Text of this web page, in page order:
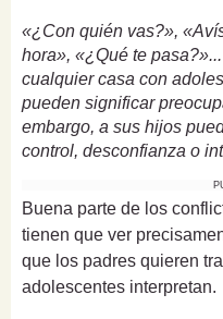
«¿Con quién vas?»,
hora», «¿Qué te
cualquier casa con
pueden significar
embargo, a sus hijos
control, desconfianza o
Buena parte de los
tienen que ver
que los padres quieren
adolescentes interpretan.